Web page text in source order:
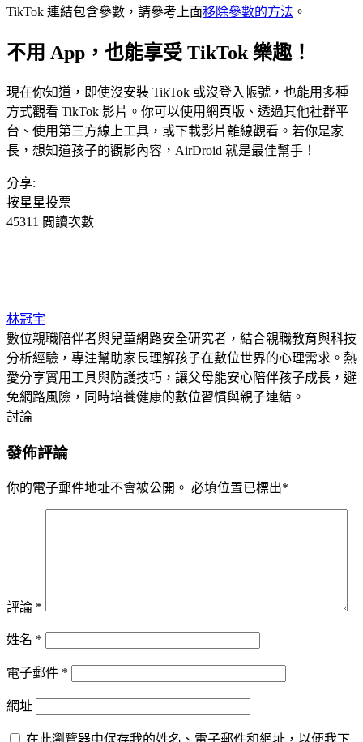
TikTok 連結包含參數，請參考上面移除參數的方法 。
不用 App，也能享受 TikTok 樂趣！
現在你知道，即使沒安裝 TikTok 或沒登入帳號，也能用多種
方式觀看 TikTok 影片。你可以使用網頁版、透過其他社群平
台、使用第三方線上工具，或下載影片離線觀看。若你是家
長，想知道孩子的觀影內容，AirDroid 就是最佳幫手！
分享:
按星星投票
45311 閲讀次數
林冠宇
數位親職陪伴者與兒童網路安全研究者，結合親職教育與科技
分析經驗，專注幫助家長理解孩子在數位世界的心理需求。熱
愛分享實用工具與防護技巧，讓父母能安心陪伴孩子成長，避
免網路風險，同時培養健康的數位習慣與親子連結。
討論
發佈評論
你的電子郵件地址不會被公開。 必填位置已標出*
評論 *
姓名 *
電子郵件 *
網址